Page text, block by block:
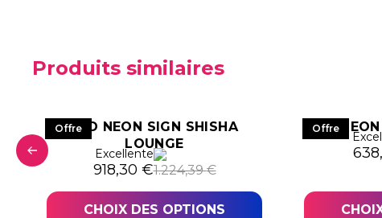
Produits similaires
€.
€.
OffreLED NEON SIGN SHISHA
LOUNGE
Excellente
1.224,39€
Le prix initial était : 1.224,39 €.
918,30 €
Le prix actuel est : 918,30 €.
CHOIX DES OPTIONS
Offre
LED
Le
Le